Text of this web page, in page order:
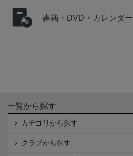
書籍・DVD・カレンダー
一覧から探す
カテゴリから探す
クラブから探す